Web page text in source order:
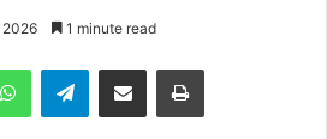
1 minute read
WhatsAppTelegramShare via Email Print